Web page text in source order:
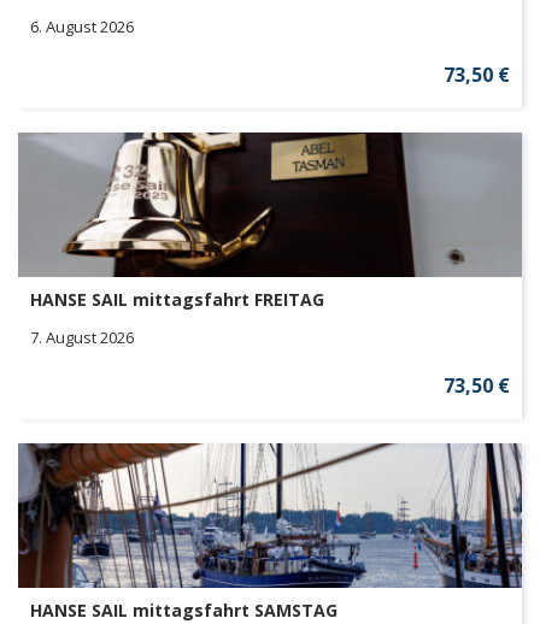
6. August 2026
73,50 €
HANSE SAIL mittagsfahrt FREITAG
7. August 2026
73,50 €
HANSE SAIL mittagsfahrt SAMSTAG